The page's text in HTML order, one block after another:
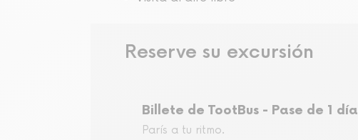
Reserve su excursión
Billete de TootBus - Pase de 1 día
París a tu ritmo.